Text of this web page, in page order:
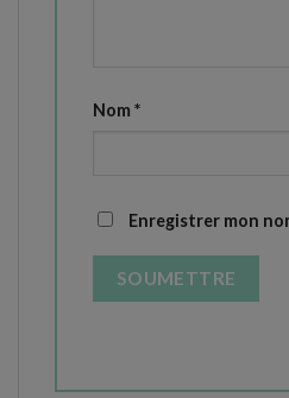
Nom *
Enregistrer mon